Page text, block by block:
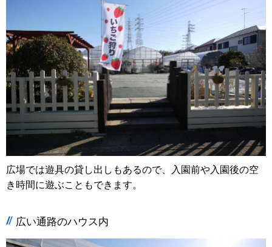
広場では遊具の貸し出しもあるので、入園前や入園後の空
き時間に遊ぶこともできます。
広い通路のハウス内